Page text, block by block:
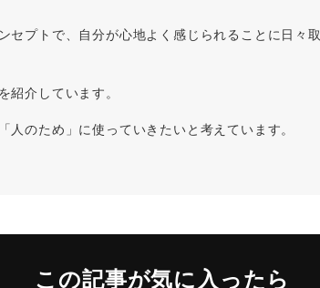
セプトで、自分が心地よく感じられることに日々取
紹介しています。
のため」に使っていきたいと考えています。
この記事が気に入ったら